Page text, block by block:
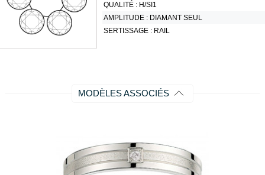
QUALITÉ : H/SI1
AMPLITUDE : DIAMANT SEUL
SERTISSAGE : RAIL
MODÈLES ASSOCIÉS